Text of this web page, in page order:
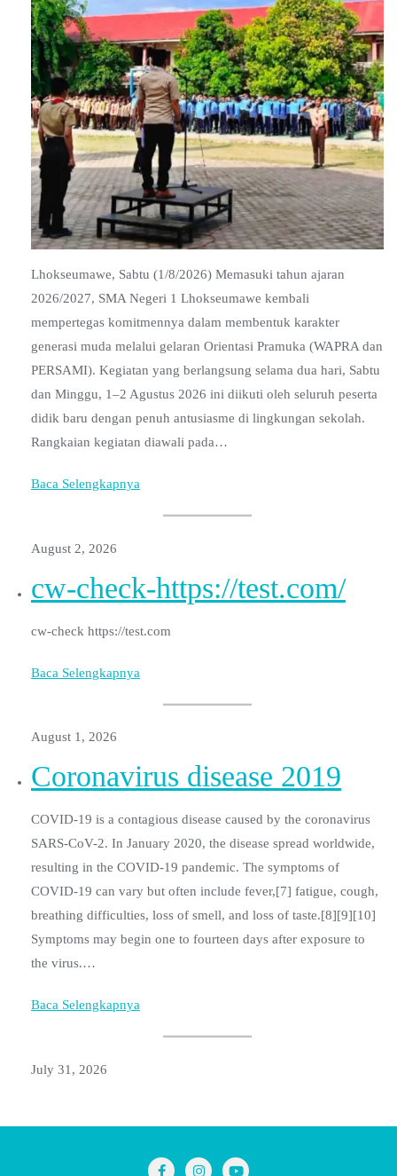
Lhokseumawe, Sabtu (1/8/2026) Memasuki tahun ajaran
2026/2027, SMA Negeri 1 Lhokseumawe kembali
mempertegas komitmennya dalam membentuk karakter
generasi muda melalui gelaran Orientasi Pramuka (WAPRA dan
PERSAMI). Kegiatan yang berlangsung selama dua hari, Sabtu
dan Minggu, 1–2 Agustus 2026 ini diikuti oleh seluruh peserta
didik baru dengan penuh antusiasme di lingkungan sekolah.
Rangkaian kegiatan diawali pada…
Baca Selengkapnya
August 2, 2026
cw-check-https://test.com/
cw-check https://test.com
Baca Selengkapnya
August 1, 2026
Coronavirus disease 2019
COVID-19 is a contagious disease caused by the coronavirus
SARS-CoV-2. In January 2020, the disease spread worldwide,
resulting in the COVID-19 pandemic. The symptoms of
COVID‑19 can vary but often include fever,[7] fatigue, cough,
breathing difficulties, loss of smell, and loss of taste.[8][9][10]
Symptoms may begin one to fourteen days after exposure to
the virus.…
Baca Selengkapnya
July 31, 2026